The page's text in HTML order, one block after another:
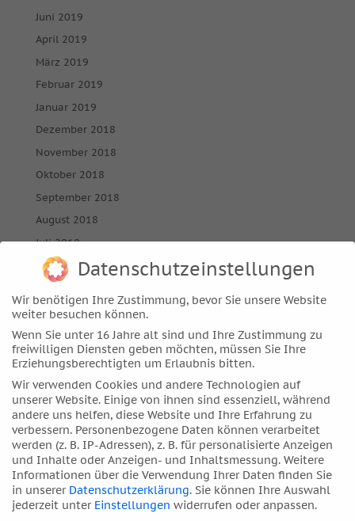
Juni 2019
April 2019
März 2019
Februar 2019
Januar 2019
Dezember 2018
November 2018
Oktober 2018
September 2018
August 2018
Juli 2018
Juni 2018
April 2018
März 2018
Februar 2018
Januar 2018
Dezember 2017
November 2017
Oktober 2017
September 2017
August 2017
Juli 2017
Datenschutzeinstellungen
Wir benötigen Ihre Zustimmung, bevor Sie unsere Website
weiter besuchen können.
Wenn Sie unter 16 Jahre alt sind und Ihre Zustimmung zu
freiwilligen Diensten geben möchten, müssen Sie Ihre
Erziehungsberechtigten um Erlaubnis bitten.
Wir verwenden Cookies und andere Technologien auf
unserer Website. Einige von ihnen sind essenziell, während
andere uns helfen, diese Website und Ihre Erfahrung zu
verbessern. Personenbezogene Daten können verarbeitet
werden (z. B. IP-Adressen), z. B. für personalisierte Anzeigen
und Inhalte oder Anzeigen- und Inhaltsmessung. Weitere
Informationen über die Verwendung Ihrer Daten finden Sie
in unserer Datenschutzerklärung. Sie können Ihre Auswahl
jederzeit unter Einstellungen widerrufen oder anpassen.